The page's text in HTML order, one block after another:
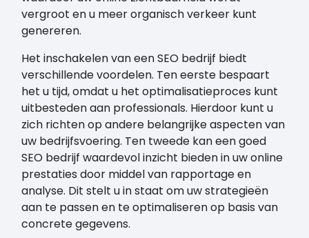
vergroot en u meer organisch verkeer kunt
genereren.
Het inschakelen van een SEO bedrijf biedt
verschillende voordelen. Ten eerste bespaart
het u tijd, omdat u het optimalisatieproces kunt
uitbesteden aan professionals. Hierdoor kunt u
zich richten op andere belangrijke aspecten van
uw bedrijfsvoering. Ten tweede kan een goed
SEO bedrijf waardevol inzicht bieden in uw online
prestaties door middel van rapportage en
analyse. Dit stelt u in staat om uw strategieën
aan te passen en te optimaliseren op basis van
concrete gegevens.